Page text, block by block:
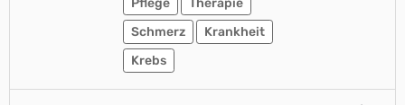
Pflege
Therapie
Schmerz
Krankheit
Krebs